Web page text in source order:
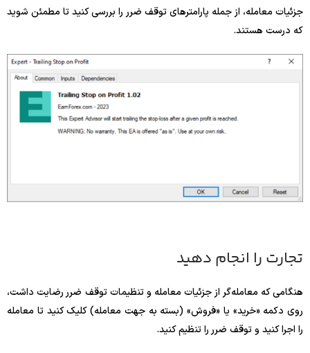
جزئیات معامله، از جمله پارامترهای توقف ضرر را بررسی کنید تا مطمئن شوید
که درست هستند.
تجارت را انجام دهید
هنگامی که معامله‌گر از جزئیات معامله و تنظیمات توقف ضرر رضایت داشت،
روی دکمه «خرید» یا «فروش» (بسته به جهت معامله) کلیک کنید تا معامله
را اجرا کنید و توقف ضرر را تنظیم کنید.